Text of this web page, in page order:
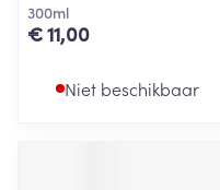
300ml
€ 11,00
Niet beschikbaar